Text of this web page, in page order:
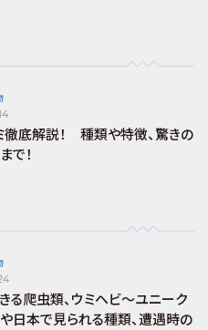
徹底解説！ 種類や特徴、驚きの
で！
る爬虫類、ウミヘビ～ユニーク
日本で見られる種類、遭遇時の